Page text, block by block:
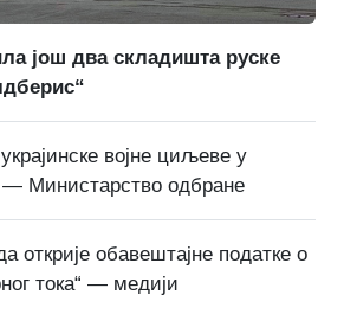
још два складишта руске
војне циљеве у
— Министарство одбране
открије обавештајне податке о
тока“ — медији